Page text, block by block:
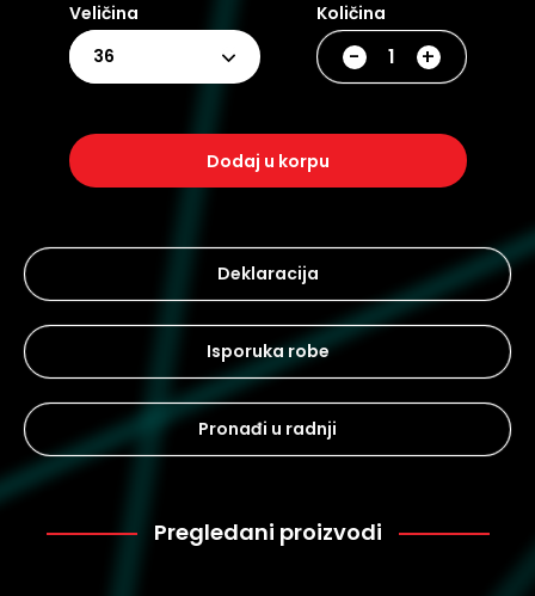
Veličina
36
Količina
- +
dodaj u korpu
Deklaracija
Isporuka robe
Pronađi u radnji
Pregledani proizvodi